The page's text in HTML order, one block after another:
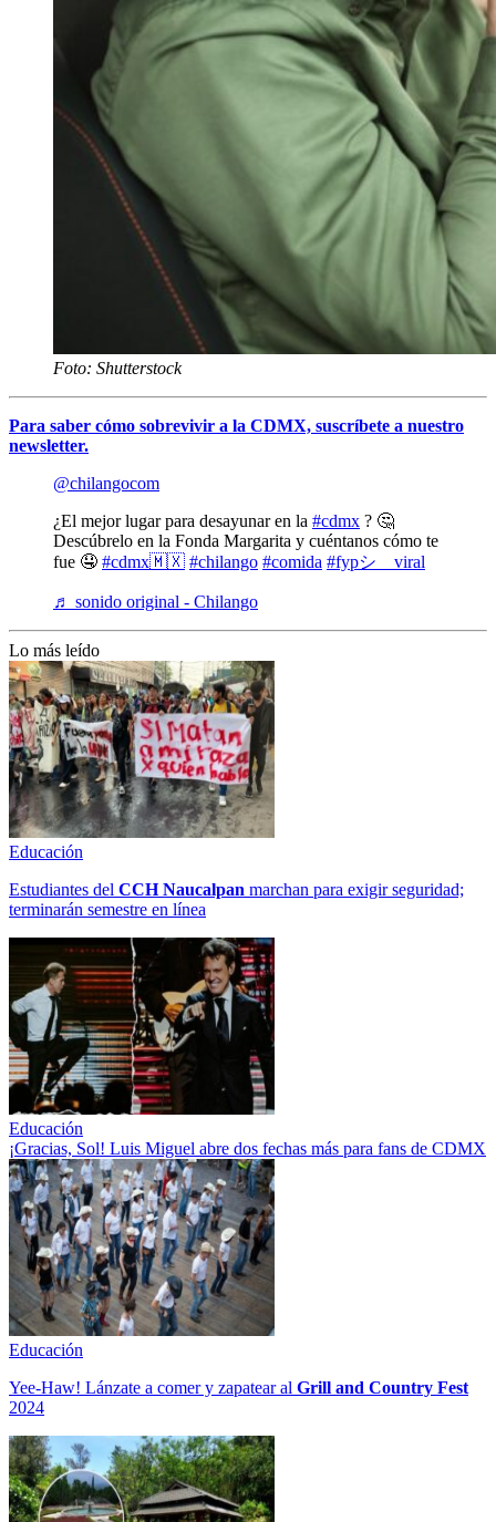
Foto: Shutterstock
Para saber cómo sobrevivir a la CDMX, suscríbete a nuestro
newsletter.
@chilangocom
¿El mejor lugar para desayunar en la #cdmx ? 🤔
Descúbrelo en la Fonda Margarita y cuéntanos cómo te
fue 🤤 #cdmx🇲🇽 #chilango #comida #fypシ゚viral
♬ sonido original - Chilango
Lo más leído
Educación
Estudiantes del CCH Naucalpan marchan para exigir seguridad;
terminarán semestre en línea
Educación
¡Gracias, Sol! Luis Miguel abre dos fechas más para fans de CDMX
Educación
Yee-Haw! Lánzate a comer y zapatear al Grill and Country Fest
2024